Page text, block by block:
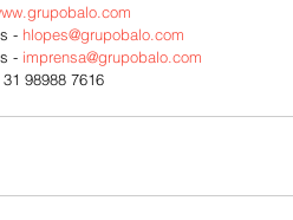
- hlopes@grupobalo.com
- imprensa@grupobalo.com
98988 7616